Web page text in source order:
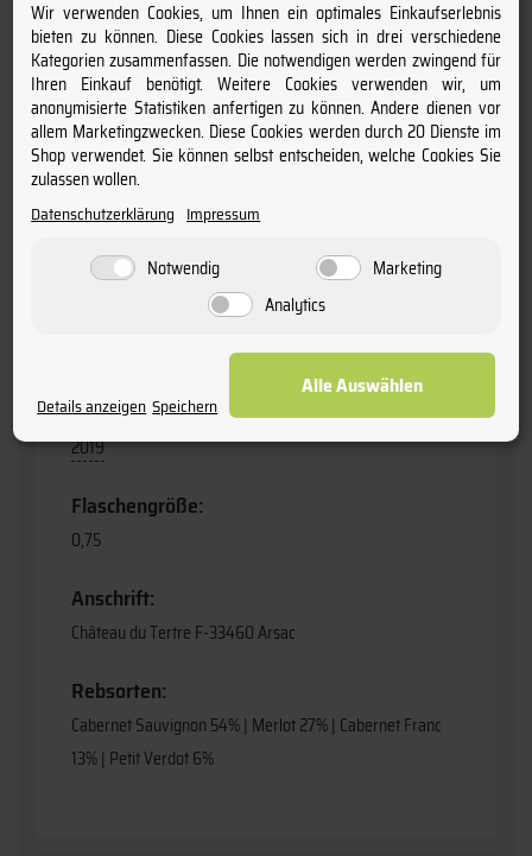
Anbaugebiet:
Bordeaux
Produktart:
Wein
Geschmack:
trocken
Rebsorten:
Cabernet Sauvignon l Merlot l Cabernet Franc l Petit
Jahrgang:
2019
Flaschengröße:
0,75
Anschrift:
Château du Tertre F-33460 Arsac
Rebsorten:
Cabernet Sauvignon 54% | Merlot 27% | Cabernet Franc
13% | Petit Verdot 6%
Wir verwenden Cookies, um Ihnen ein optimales Einkaufserlebnis
bieten zu können. Diese Cookies lassen sich in drei verschiedene
Kategorien zusammenfassen. Die notwendigen werden zwingend für
Ihren Einkauf benötigt. Weitere Cookies verwenden wir, um
anonymisierte Statistiken anfertigen zu können. Andere dienen vor
allem Marketingzwecken. Diese Cookies werden durch 20 Dienste im
Shop verwendet. Sie können selbst entscheiden, welche Cookies Sie
zulassen wollen.
Datenschutzerklärung Impressum
Notwendig
Marketing
Analytics
Details anzeigen Speichern
Alle Auswählen